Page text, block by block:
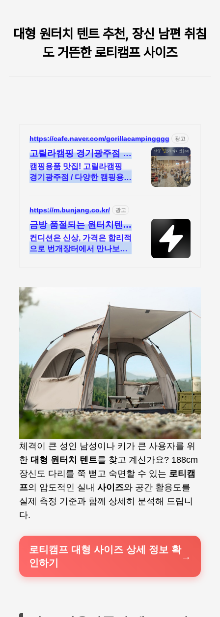
대형 원터치 텐트 추천, 장신 남편 취침
도 거뜬한 로티캠프 사이즈
https://cafe.naver.com/gorillacampingggg 광고
고릴라캠핑 경기광주점 떠
나자 어디든 너랑은 다좋
아
캠핑용품 맛집! 고릴라캠핑
경기광주점 / 다양한 캠핑용품
https://m.bunjang.co.kr/ 광고
금방 품절되는 원터치텐트
국내 최대 브랜드 중고거
래
컨디션은 신상, 가격은 합리적
으로 번개장터에서 만나보세
체격이 큰 성인 남성이나 키가 큰 사용자를 위
한 대형 원터치 텐트를 찾고 계신가요? 188cm
장신도 다리를 쭉 뻗고 숙면할 수 있는 로티캠
프의 압도적인 실내 사이즈와 공간 활용도를
실제 측정 기준과 함께 상세히 분석해 드립니
다.
로티캠프 대형 사이즈 상세 정보 확
인하기